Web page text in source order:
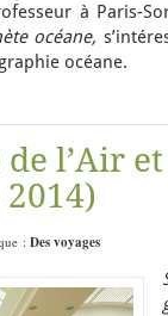
à Paris-
océane,
océane.
l’Air et
: Des voyages